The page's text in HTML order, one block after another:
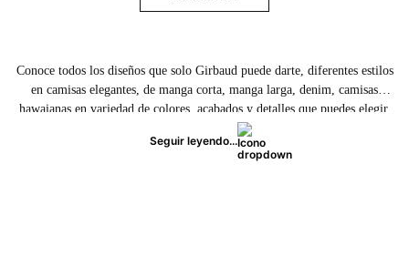
Conoce todos los diseños que solo Girbaud puede darte, diferentes estilos
en camisas elegantes, de manga corta, manga larga, denim, camisas
hawaianas en variedad de colores, acabados y detalles que puedes elegir.
Marca la diferencia y lleva en tu camisa lo mejor de la moda francesa a
donde quiera que vayas. ¡Compra ya!
Seguir leyendo...